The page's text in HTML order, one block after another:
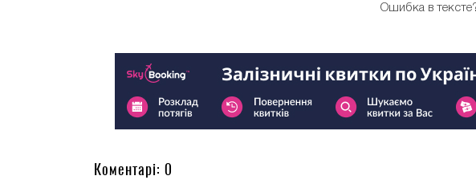
Ошибка в
Коментарі: 0